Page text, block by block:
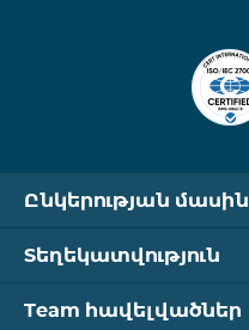
Ընկերության մասին
Տեղեկատվություն
Team հավելվածներ